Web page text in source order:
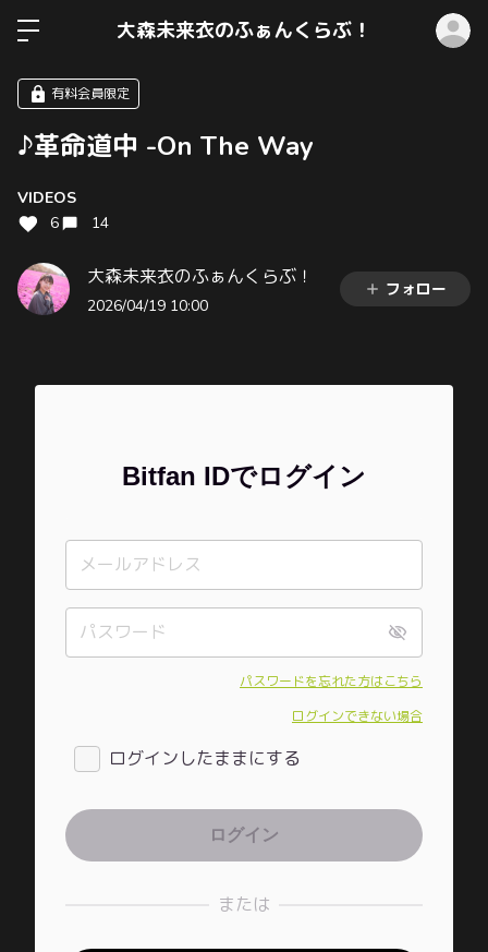
大森未来衣のふぁんくらぶ！
有料会員限定
♪革命道中 -On The Way
VIDEOS
6
14
大森未来衣のふぁんくらぶ！
2026/04/19 10:00
フォロー
Bitfan IDでログイン
パスワードを忘れた方はこちら
ログインできない場合
ログインしたままにする
または